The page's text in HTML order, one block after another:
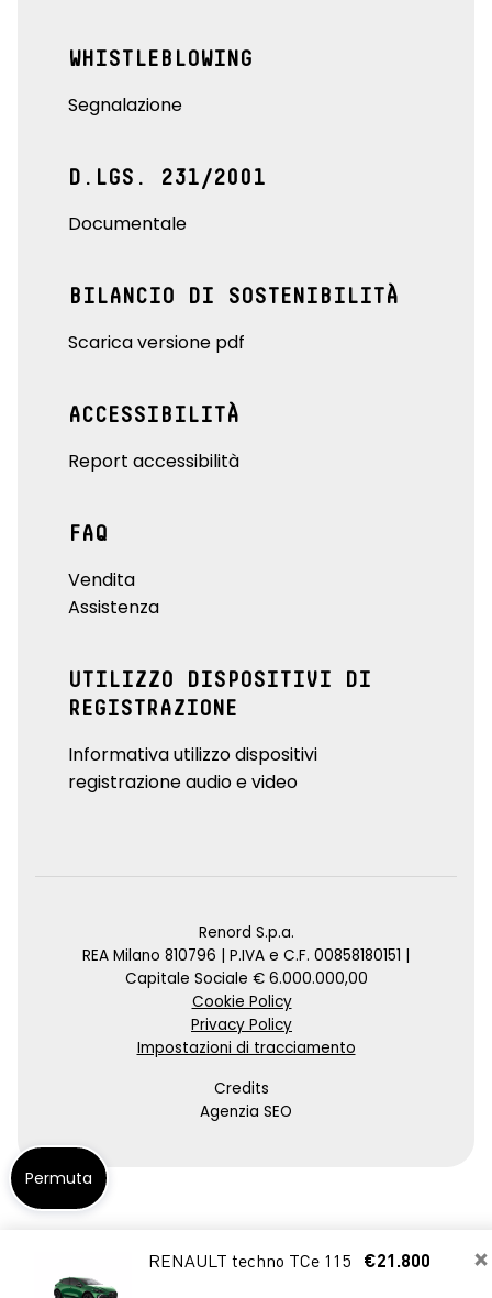
×
RENAULT techno TCe 115 €21.800
WHISTLEBLOWING
Segnalazione
D.LGS. 231/2001
Documentale
BILANCIO DI SOSTENIBILITÀ
Scarica versione pdf
ACCESSIBILITÀ
Report accessibilità
FAQ
Vendita
Assistenza
UTILIZZO DISPOSITIVI DI
REGISTRAZIONE
Informativa utilizzo dispositivi
registrazione audio e video
Renord S.p.a.
REA Milano 810796 | P.IVA e C.F. 00858180151 |
Capitale Sociale € 6.000.000,00
Cookie Policy
Privacy Policy
Impostazioni di tracciamento
Credits
Agenzia SEO
Permuta